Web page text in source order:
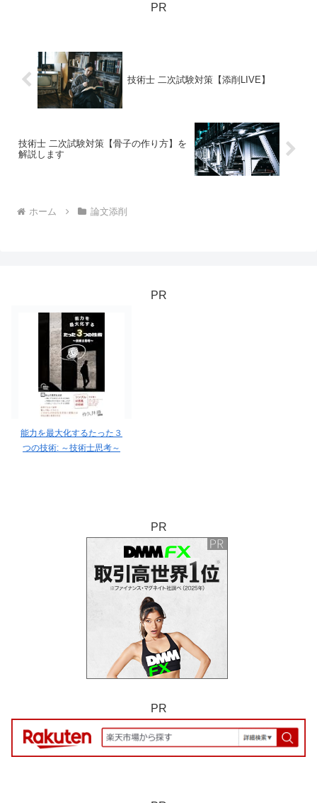
PR
技術士 二次試験対策【添削LIVE】
技術士 二次試験対策【骨子の作り方】を
解説します
ホーム 論文添削
PR
能力を最大化するたった３
つの技術: ～技術士思考～
PR
PR